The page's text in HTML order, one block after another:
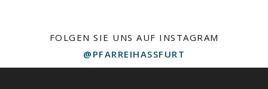
FOLGEN SIE UNS AUF INSTAGRAM
@PFARREIHASSFURT